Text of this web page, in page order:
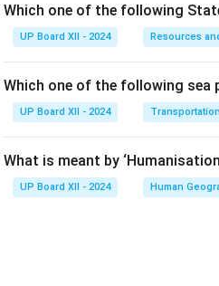
Which one of the following
UP Board XII - 2024 Resources
Which one of the following
UP Board XII - 2024 Transportation
What is meant by
UP Board XII - 2024 Human